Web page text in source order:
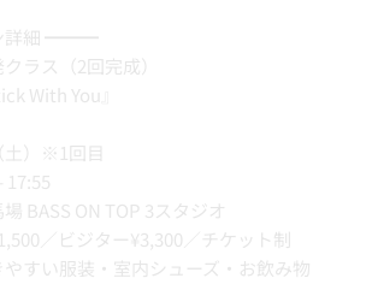
詳細 ━━━
ラス（2回完成）
With You』
）※1回目
17:55
BASS ON TOP 3スタジオ
／ビジター¥3,300／チケット制
すい服装・室内シューズ・お飲み物